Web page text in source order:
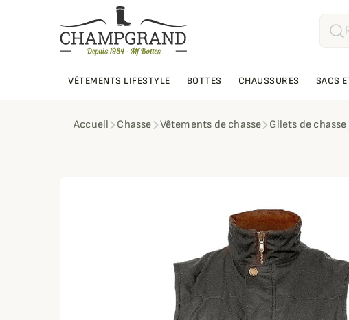
VÊTEMENTS LIFESTYLE BOTTES CHAUSSURES SACS
Accueil Chasse Vêtements de chasse Gilets de chasse